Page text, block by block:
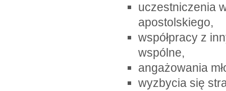
uczestniczenia
apostolskiego,
współpracy z
wspólne,
angażowania
wyzbycia się